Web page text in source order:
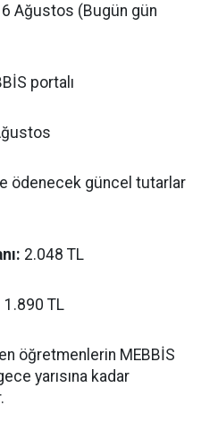
6 Ağustos (Bugün gün
portalı
ödenecek güncel tutarlar
2.048 TL
1.890 TL
öğretmenlerin MEBBİS
yarısına kadar